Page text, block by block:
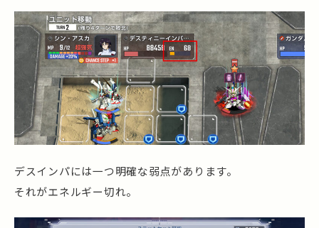
デスインパには一つ明確な弱点があります。
それがエネルギー切れ。